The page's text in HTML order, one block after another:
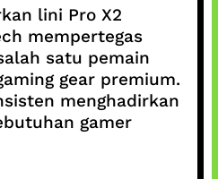
lini Pro X2
mempertegas
satu pemain
gear premium.
menghadirkan
gamer